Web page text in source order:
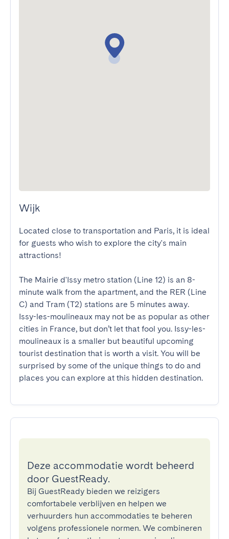
Wijk
Located close to transportation and Paris, it is ideal
for guests who wish to explore the city's main
attractions!
The Mairie d'Issy metro station (Line 12) is an 8-
minute walk from the apartment, and the RER (Line
C) and Tram (T2) stations are 5 minutes away.
Issy-les-moulineaux may not be as popular as other
cities in France, but don’t let that fool you. Issy-les-
moulineaux is a smaller but beautiful upcoming
tourist destination that is worth a visit. You will be
surprised by some of the unique things to do and
places you can explore at this hidden destination.
Deze accommodatie wordt beheerd
door GuestReady.
Bij GuestReady bieden we reizigers
comfortabele verblijven en helpen we
verhuurders hun accommodaties te beheren
volgens professionele normen. We combineren